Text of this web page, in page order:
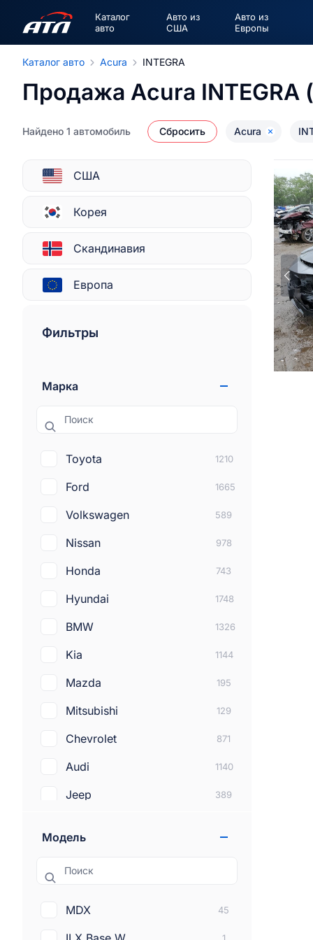
Каталог
авто
Авто из
США
Авто из
Европы
Каталог авто Acura INTEGRA
Продажа Acura INTEGRA
Найдено 1 автомобиль Сбросить Acura
США
Корея
Скандинавия
Европа
Фильтры
Марка
Поиск
Toyota 1210
Ford 1665
Volkswagen 589
Nissan 978
Honda 743
Hyundai 1748
BMW 1326
Kia 1144
Mazda 195
Mitsubishi 129
Chevrolet 871
Audi 1140
Jeep 389
Dodge
Tesla 288
Land rover 100
Модель
Поиск
MDX 45